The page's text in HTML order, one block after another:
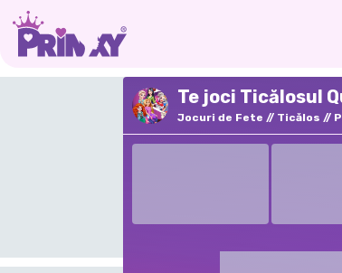
Te joci Ticălosul
Jocuri de Fete Ticălos